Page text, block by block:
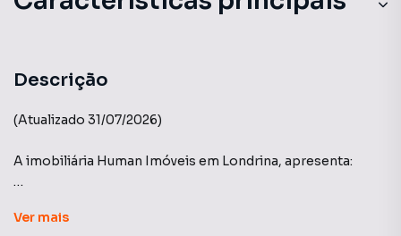
Descrição
(Atualizado 31/07/2026)
A imobiliária Human Imóveis em Londrina, apresenta:
Ver mais